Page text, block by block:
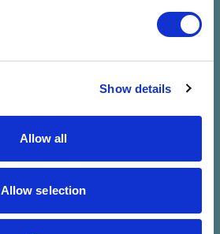
Show details
Allow all
Allow selection